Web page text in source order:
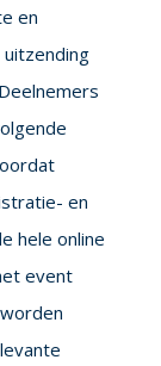
en
en
hele online
event